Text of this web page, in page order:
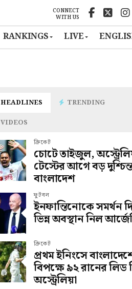
CONNECT
WITH US
RANKINGS LIVE
HEADLINES
TRENDING
VIDEOS
ক্রিকেট
চোটে তাইজুল,
টেস্টের আগে বড়
বাংলাদেশ
ফুটবল
ইনফান্তিনোকে সমর্থন
ভিন্ন অবস্থান নিল
ক্রিকেট
প্রথম ইনিংসে
বিপক্ষে ৯২ রানের লিড
অস্ট্রেলিয়া